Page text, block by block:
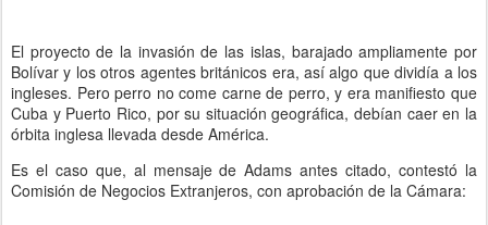
El proyecto de la invasión de las islas, barajado ampliamente por
Bolívar y los otros agentes británicos era, así algo que dividía a los
ingleses. Pero perro no come carne de perro, y era manifiesto que
Cuba y Puerto Rico, por su situación geográfica, debían caer en la
órbita inglesa llevada desde América.
Es el caso que, al mensaje de Adams antes citado, contestó la
Comisión de Negocios Extranjeros, con aprobación de la Cámara: